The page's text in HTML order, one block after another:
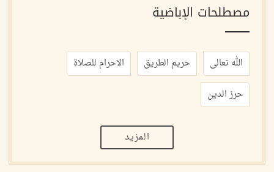
مصطلحات الإباضية
الله تعالى حريم الطريق
الاحرام للصلاة
حرز الدين
المزيد